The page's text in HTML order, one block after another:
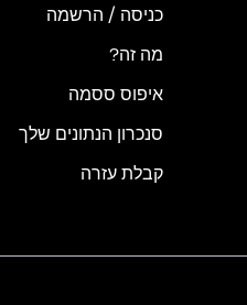
כניסה / הרשמה
מה זה?
איפוס ססמה
סנכרון הנתונים שלך
קבלת עזרה